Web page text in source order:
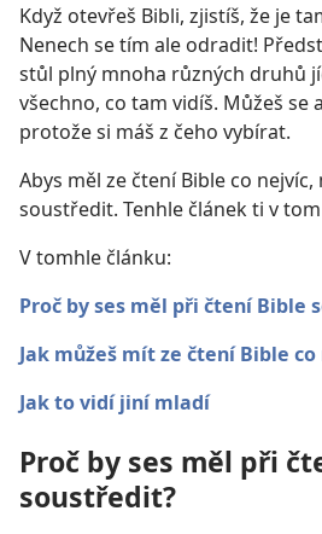
Když otevřeš Bibli, zjistíš, že je
Nenech se tím ale odradit!
stůl plný mnoha různých druhů
všechno, co tam vidíš. Můžeš se
protože si máš z čeho vybírat.
Abys měl ze čtení Bible co nejvíc,
soustředit. Tenhle článek ti v
V tomhle článku:
Proč by ses měl při čtení Bible
Jak můžeš mít ze čtení Bible co
Jak to vidí jiní mladí
Proč by ses měl při
soustředit?